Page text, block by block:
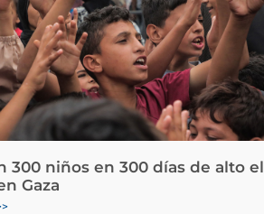
300 niños en 300 días de alto el
Gaza